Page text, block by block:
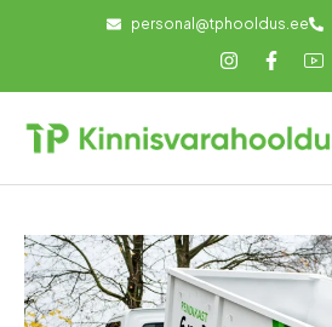
personal@tphooldus.ee